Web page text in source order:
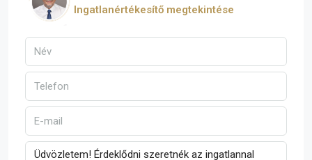
Ingatlanértékesítő megtekintése